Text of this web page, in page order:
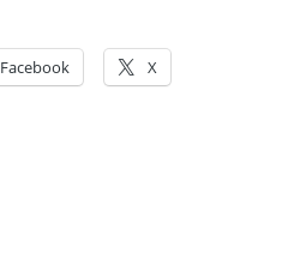
Facebook X